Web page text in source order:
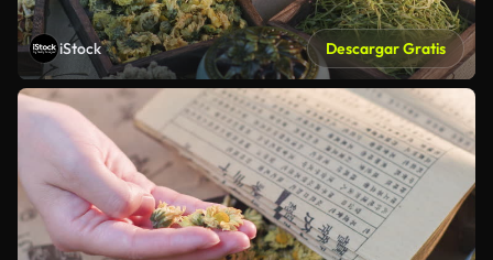
iStock Descargar Gratis